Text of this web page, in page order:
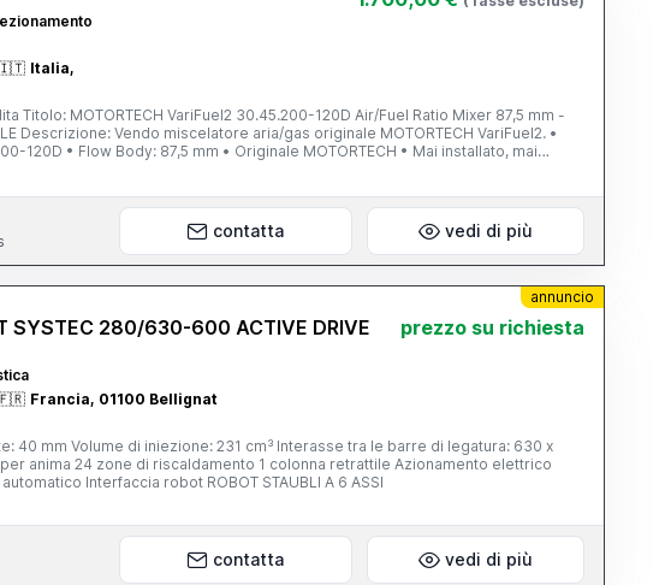
Italia,
Titolo: MOTORTECH VariFuel2 30.45.200-120D Air/Fuel Ratio Mixer 87,5 mm -
Descrizione: Vendo miscelatore aria/gas originale MOTORTECH VariFuel2. •
120D • Flow Body: 87,5 mm • Originale MOTORTECH • Mai installato, mai
Italia e all'estero oppure ritiro a mano. Prezzo richiesto: € 1.700,00 fatturabili e
o ulteriori fotografie contattatemi.
contatta vedi di più
annuncio
SYSTEC 280/630-600 ACTIVE DRIVE
prezzo su richiesta
Francia, 01100 Bellignat
40 mm Volume di iniezione: 231 cm³ Interasse tra le barre di legatura: 630 x
anima 24 zone di riscaldamento 1 colonna retrattile Azionamento elettrico
Interfaccia robot ROBOT STAUBLI A 6 ASSI
contatta vedi di più